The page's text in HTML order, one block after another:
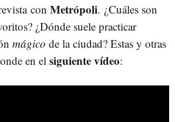
con Metrópoli. ¿Cuáles son
¿Dónde suele practicar
mágico de la ciudad? Estas y otras
en el siguiente vídeo: